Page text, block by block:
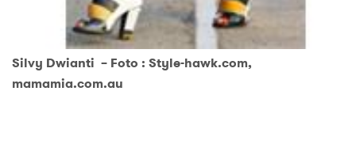
Silvy Dwianti – Foto : Style-hawk.com,
mamamia.com.au